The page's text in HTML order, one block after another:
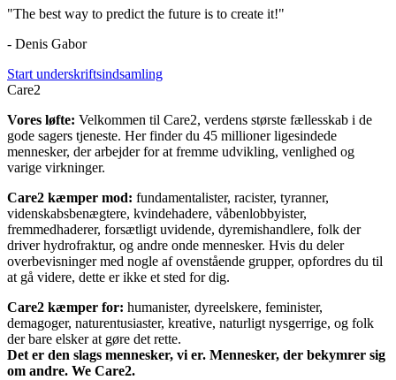
"The best way to predict the future is to create it!"
- Denis Gabor
Start underskriftsindsamling
Care2
Vores løfte: Velkommen til Care2, verdens største fællesskab i de
gode sagers tjeneste. Her finder du 45 millioner ligesindede
mennesker, der arbejder for at fremme udvikling, venlighed og
varige virkninger.
Care2 kæmper mod: fundamentalister, racister, tyranner,
videnskabsbenægtere, kvindehadere, våbenlobbyister,
fremmedhaderer, forsætligt uvidende, dyremishandlere, folk der
driver hydrofraktur, og andre onde mennesker. Hvis du deler
overbevisninger med nogle af ovenstående grupper, opfordres du til
at gå videre, dette er ikke et sted for dig.
Care2 kæmper for: humanister, dyreelskere, feminister,
demagoger, naturentusiaster, kreative, naturligt nysgerrige, og folk
der bare elsker at gøre det rette.
Det er den slags mennesker, vi er. Mennesker, der bekymrer sig
om andre. We Care2.